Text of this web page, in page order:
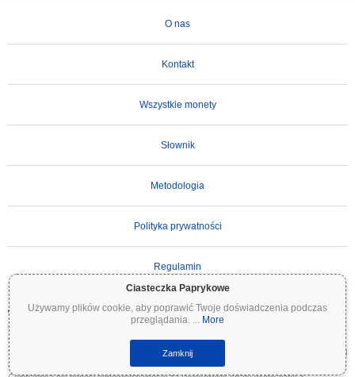
Ciasteczka Paprykowe
Używamy plików cookie, aby poprawić Twoje doświadczenia podczas
przeglądania. ... More
Zamknij
O nas
Kontakt
Wszystkie monety
Słownik
Metodologia
Polityka prywatności
Regulamin
WAŻNE ZASTRZEŻENIE:Kryptowaluty są wysoce zmienne i wiążą się ze znacznym
ryzykiem. Możesz stracić część lub całość swojej inwestycji. Wszystkie informacje na
Coinpaprika są udostępniane wyłącznie w celach informacyjnych i nie stanowią porady
finansowej ani inwestycyjnej. Zawsze przeprowadzaj własne badania (DYOR) i konsultuj
się z wykwalifikowanym doradcą finansowym przed podjęciem decyzji inwestycyjnych.